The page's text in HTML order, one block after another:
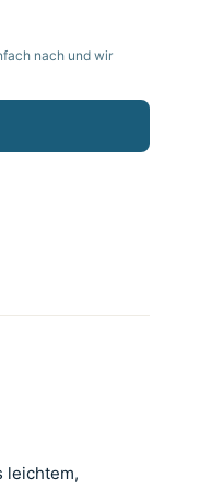
nach und wir
leichtem,